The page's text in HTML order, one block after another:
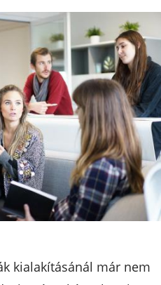
kialakításánál már nem